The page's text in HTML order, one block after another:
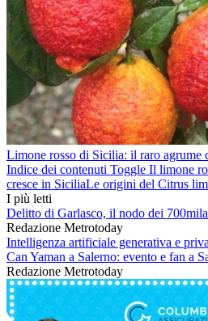
Limone rosso di Sicilia: il raro agrume
Indice dei contenuti Toggle Il limone
cresce in SiciliaLe origini del Citrus
I più letti
Delitto di Garlasco, il nodo dei
Redazione Metrotoday
Intelligenza artificiale generativa e
Can Yaman a Salerno: evento e fan a
Redazione Metrotoday